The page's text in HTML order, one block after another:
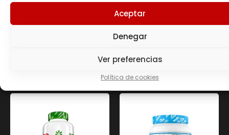
Aceptar
Denegar
Ver preferencias
Política de cookies
Productos
relacionados